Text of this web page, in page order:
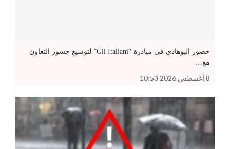
حضور البوهادي في مبادرة “Gli Italiani” لتوسيع جسور التعاون
مع…
8 أغسطس 2026 10:53